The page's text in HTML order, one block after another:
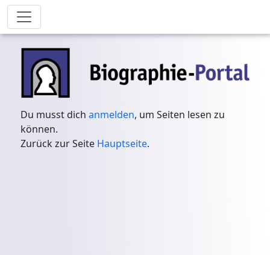
Du musst dichanmelden, um Seiten lesen zu
können.
Zurück zur Seite Hauptseite.